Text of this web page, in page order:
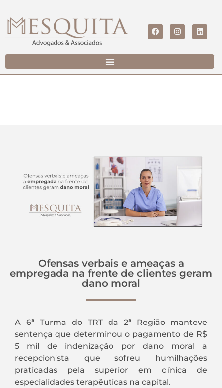
Ofensas verbais e ameaças a
empregada na frente de clientes geram
dano moral
A 6ª Turma do TRT da 2ª Região manteve
sentença que determinou o pagamento de R$
5 mil de indenização por dano moral a
recepcionista que sofreu humilhações
praticadas pela superior em clínica de
especialidades terapêuticas na capital.